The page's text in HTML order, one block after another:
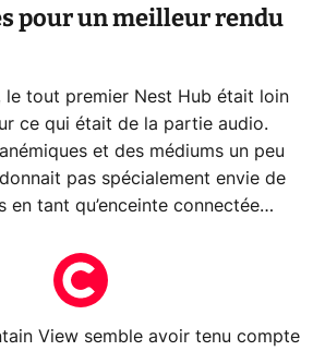
pour un meilleur rendu
le tout premier Nest Hub était loin
ce qui était de la partie audio.
et des médiums un peu
pas spécialement envie de
en tant qu’enceinte connectée…
View semble avoir tenu compte